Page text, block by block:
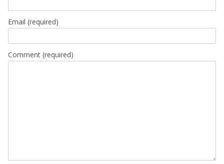
Email (required)
Comment (required)